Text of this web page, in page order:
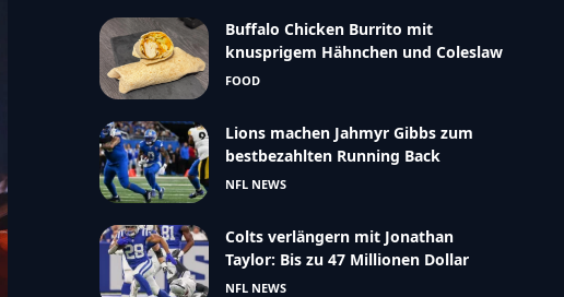
Buffalo Chicken Burrito mit
knusprigem Hähnchen und Coleslaw
FOOD
Lions machen Jahmyr Gibbs zum
bestbezahlten Running Back
NFL NEWS
Colts verlängern mit Jonathan
Taylor: Bis zu 47 Millionen Dollar
NFL NEWS